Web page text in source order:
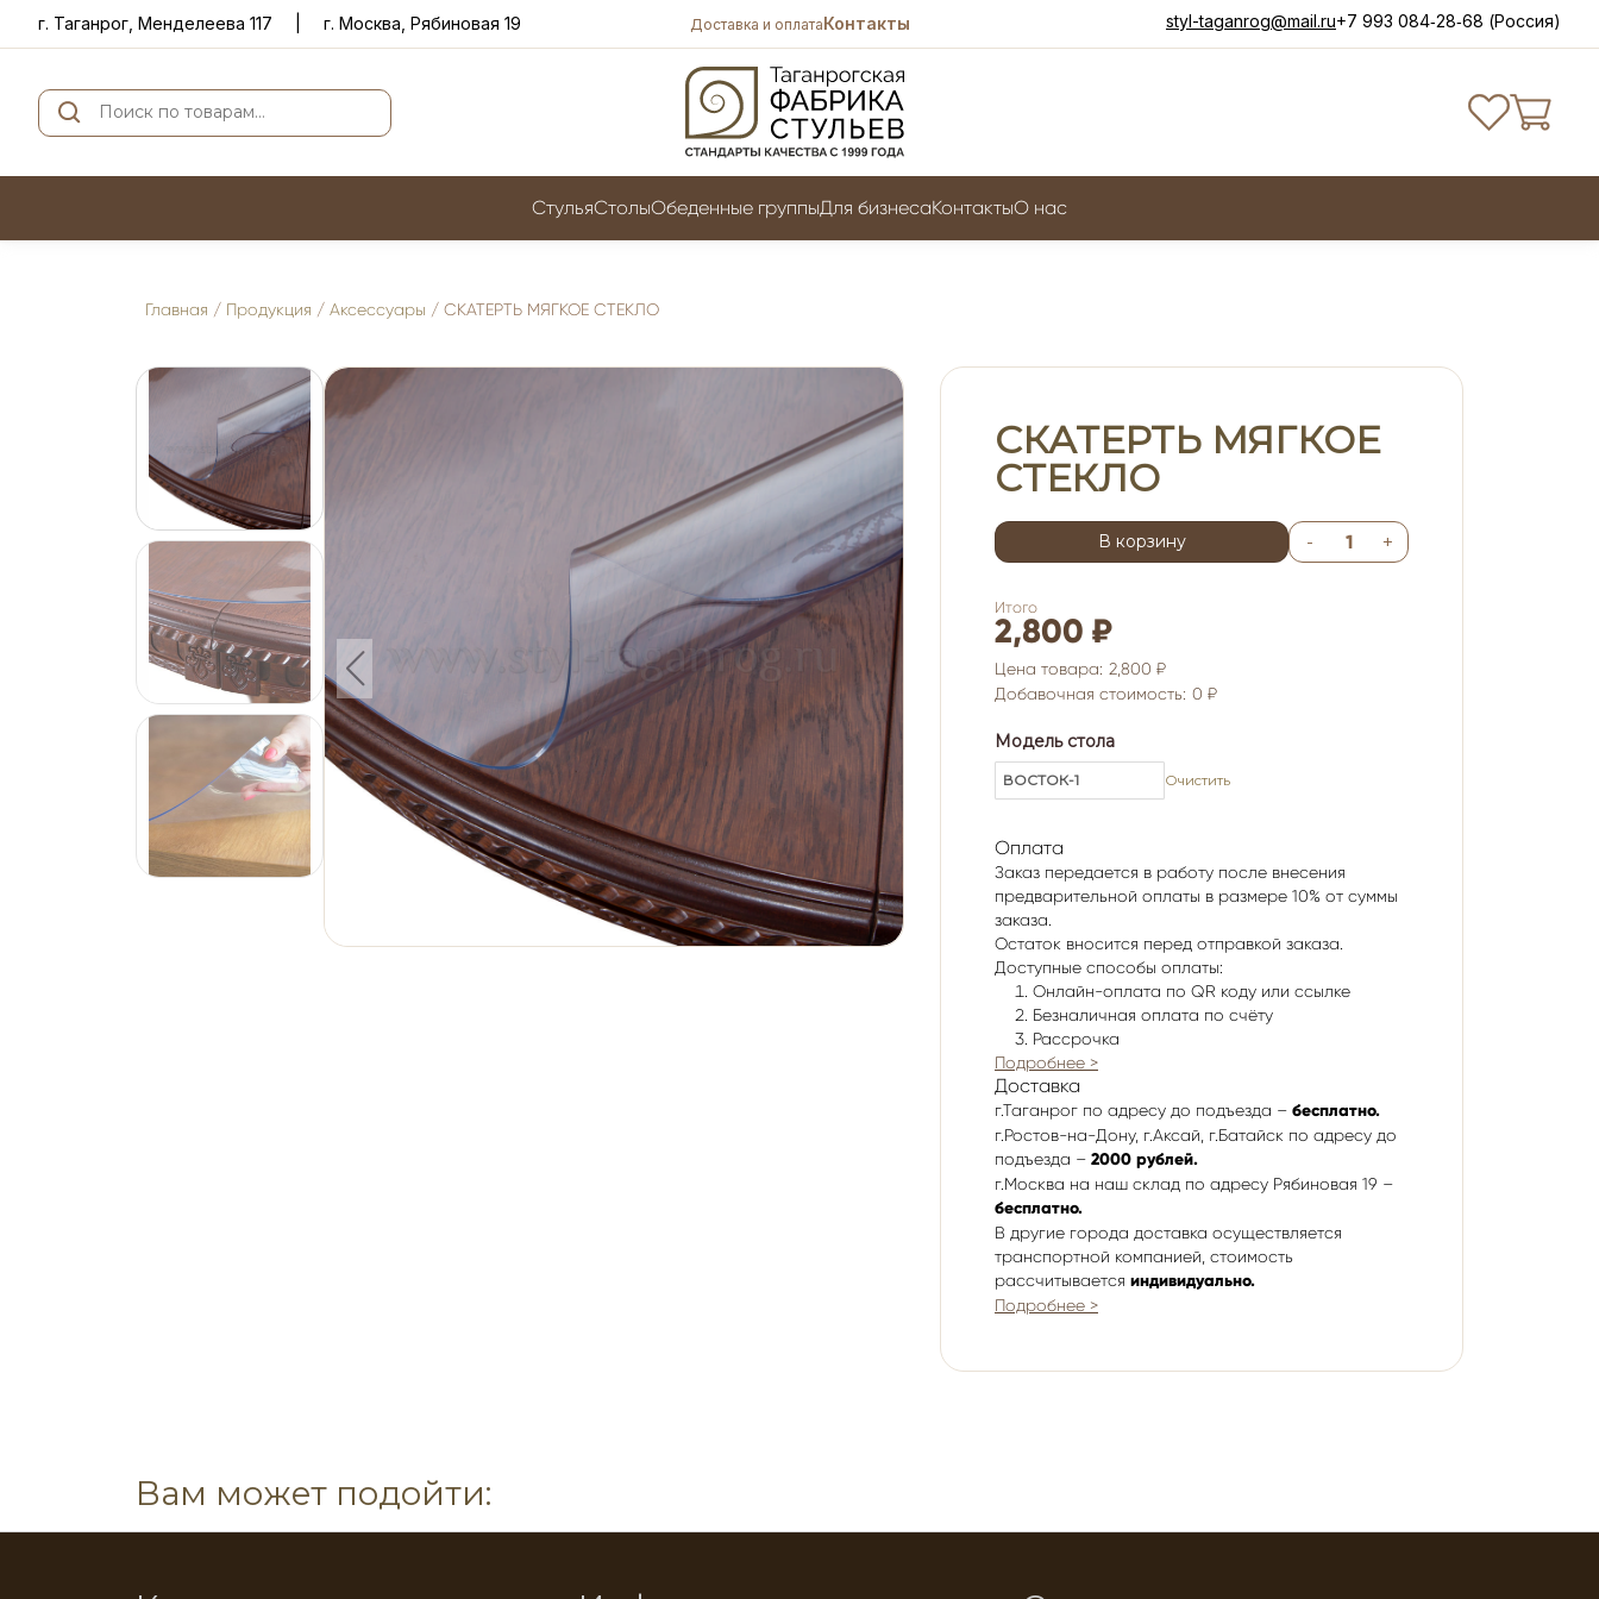
г. Таганрог, Менделеева 117 г. Москва, Рябиновая 19 Доставка и оплатаКонтакты styl-taganrog@mail.ru+7 993 084‑28‑68 (Россия)
Искать:
СтульяСтолыОбеденные группыДля бизнесаКонтактыO нас
Главная / Продукция / Аксессуары / СКАТЕРТЬ МЯГКОЕ СТЕКЛО
СКАТЕРТЬ МЯГКОЕ
СТЕКЛО
Модель стола
Очистить
Цена товара: 2,800 ₽
Добавочная стоимость: 0 ₽
Итого
2,800 ₽
-
Количество
товара
+
В корзину
Оплата
Заказ передается в работу после внесения
предварительной оплаты в размере 10% от суммы
заказа.
Остаток вносится перед отправкой заказа.
Доступные способы оплаты:
Онлайн-оплата по QR коду или ссылке
Безналичная оплата по счёту
Рассрочка
Подробнее >
Доставка
г.Таганрог по адресу до подъезда – бесплатно.
г.Ростов-на-Дону, г.Аксай, г.Батайск по адресу до
подъезда – 2000 рублей.
г.Москва на наш склад по адресу Рябиновая 19 –
бесплатно.
В другие города доставка осуществляется
транспортной компанией, стоимость
рассчитывается индивидуально.
Подробнее >
Вам может подойти: